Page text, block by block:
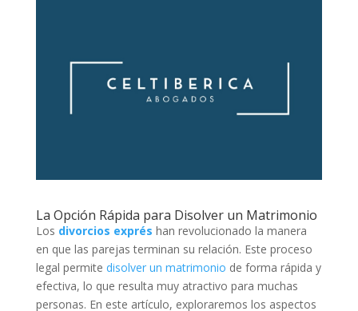
La Opción Rápida para Disolver un Matrimonio
Los divorcios exprés han revolucionado la manera
en que las parejas terminan su relación. Este proceso
legal permite disolver un matrimonio de forma rápida y
efectiva, lo que resulta muy atractivo para muchas
personas. En este artículo, exploraremos los aspectos